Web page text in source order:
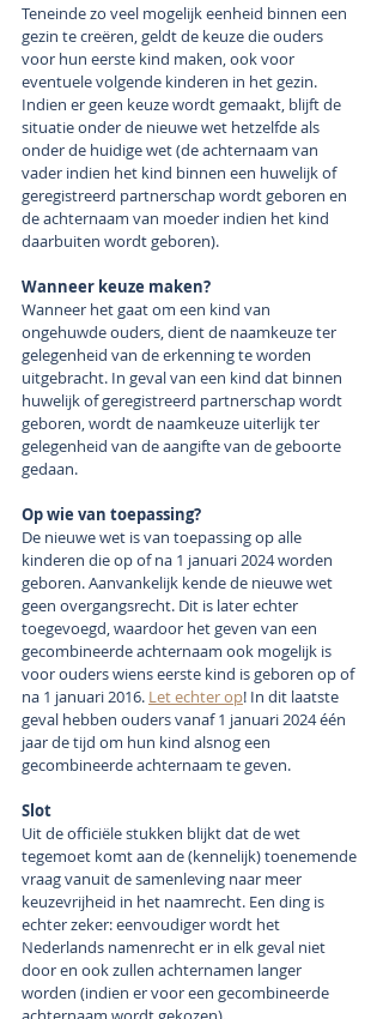
Teneinde zo veel mogelijk eenheid binnen een
gezin te creëren, geldt de keuze die ouders
voor hun eerste kind maken, ook voor
eventuele volgende kinderen in het gezin.
Indien er geen keuze wordt gemaakt, blijft de
situatie onder de nieuwe wet hetzelfde als
onder de huidige wet (de achternaam van
vader indien het kind binnen een huwelijk of
geregistreerd partnerschap wordt geboren en
de achternaam van moeder indien het kind
daarbuiten wordt geboren).
Wanneer keuze maken?
Wanneer het gaat om een kind van
ongehuwde ouders, dient de naamkeuze ter
gelegenheid van de erkenning te worden
uitgebracht. In geval van een kind dat binnen
huwelijk of geregistreerd partnerschap wordt
geboren, wordt de naamkeuze uiterlijk ter
gelegenheid van de aangifte van de geboorte
gedaan.
Op wie van toepassing?
De nieuwe wet is van toepassing op alle
kinderen die op of na 1 januari 2024 worden
geboren. Aanvankelijk kende de nieuwe wet
geen overgangsrecht. Dit is later echter
toegevoegd, waardoor het geven van een
gecombineerde achternaam ook mogelijk is
voor ouders wiens eerste kind is geboren op of
na 1 januari 2016. Let echter op! In dit laatste
geval hebben ouders vanaf 1 januari 2024 één
jaar de tijd om hun kind alsnog een
gecombineerde achternaam te geven.
Slot
Uit de officiële stukken blijkt dat de wet
tegemoet komt aan de (kennelijk) toenemende
vraag vanuit de samenleving naar meer
keuzevrijheid in het naamrecht. Een ding is
echter zeker: eenvoudiger wordt het
Nederlands namenrecht er in elk geval niet
door en ook zullen achternamen langer
worden (indien er voor een gecombineerde